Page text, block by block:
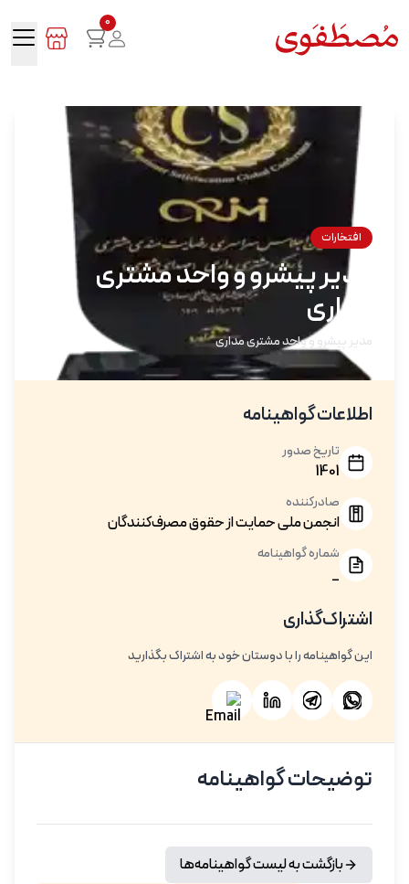
0
افتخارات
مدیر پیشرو و واحد مشتری
مداری
مدیر پیشرو و واحد مشتری مداری
اطلاعات گواهینامه
تاریخ صدور
1401
صادرکننده
انجمن ملی حمایت از حقوق مصرف‌کنندگان
شماره گواهینامه
_
اشتراک‌گذاری
این گواهینامه را با دوستان خود به اشتراک بگذارید
توضیحات گواهینامه
بازگشت به لیست گواهینامه‌ها